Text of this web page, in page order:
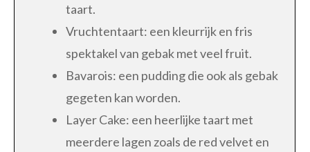
taart.
Vruchtentaart: een kleurrijk en fris
spektakel van gebak met veel fruit.
Bavarois: een pudding die ook als gebak
gegeten kan worden.
Layer Cake: een heerlijke taart met
meerdere lagen zoals de red velvet en